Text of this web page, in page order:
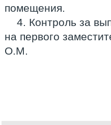
помещения.
4. Контроль за
на первого
О.М.